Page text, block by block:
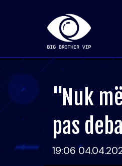
"Nuk
pas
19:06